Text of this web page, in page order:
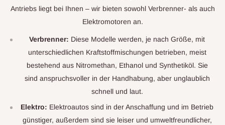
Antriebs liegt bei Ihnen – wir bieten sowohl Verbrenner- als auch
Elektromotoren an.
Verbrenner: Diese Modelle werden, je nach Größe, mit
unterschiedlichen Kraftstoffmischungen betrieben, meist
bestehend aus Nitromethan, Ethanol und Synthetiköl. Sie
sind anspruchsvoller in der Handhabung, aber unglaublich
schnell und laut.
Elektro: Elektroautos sind in der Anschaffung und im Betrieb
günstiger, außerdem sind sie leiser und umweltfreundlicher,